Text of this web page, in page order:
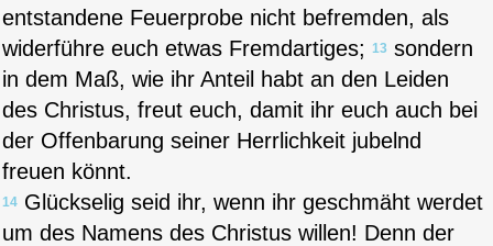
entstandene Feuerprobe nicht befremden, als
widerführe euch etwas Fremdartiges; 13 sondern
in dem Maß, wie ihr Anteil habt an den Leiden
des Christus, freut euch, damit ihr euch auch bei
der Offenbarung seiner Herrlichkeit jubelnd
freuen könnt.
14 Glückselig seid ihr, wenn ihr geschmäht werdet
um des Namens des Christus willen! Denn der